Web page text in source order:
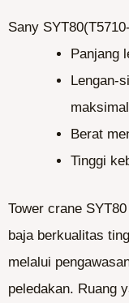
Sany
Panjang
Lengan-
Berat
Tinggi
Tower crane
baja berkualitas
melalui
peledakan. Ruang